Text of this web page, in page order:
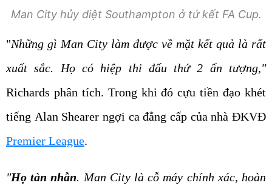
Man City hủy diệt Southampton ở tứ kết FA Cup.
"Những gì Man City làm được về mặt kết quả là rất
xuất sắc. Họ có hiệp thi đấu thứ 2 ấn tượng,"
Richards phân tích. Trong khi đó cựu tiền đạo khét
tiếng Alan Shearer ngợi ca đẳng cấp của nhà ĐKVĐ
Premier League.
"Họ tàn nhẫn. Man City là cỗ máy chính xác, hoàn